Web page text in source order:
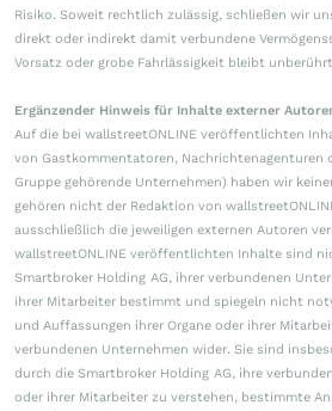
Risiko. Soweit rechtlich zulässig, schließen wir
direkt oder indirekt damit verbundene
Vorsatz oder grobe Fahrlässigkeit bleibt
Ergänzender Hinweis für Inhalte externer
Auf die bei wallstreetONLINE veröffentlichten
von Gastkommentatoren, Nachrichtenagenturen
Gruppe gehörende Unternehmen) haben wir
gehören nicht der Redaktion von
ausschließlich die jeweiligen externen Autoren
wallstreetONLINE veröffentlichten Inhalte sind
Smartbroker Holding AG, ihrer verbundenen
ihrer Mitarbeiter bestimmt und spiegeln nicht
und Auffassungen ihrer Organe oder ihrer
verbundenen Unternehmen wider. Sie sind
durch die Smartbroker Holding AG, ihre
oder ihrer Mitarbeiter zu verstehen, bestimmte